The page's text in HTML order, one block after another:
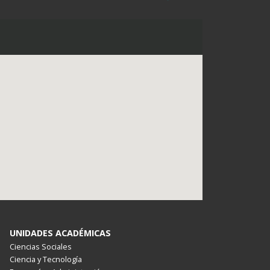
UNIDADES ACADÉMICAS
Ciencias Sociales
Ciencia y Tecnología